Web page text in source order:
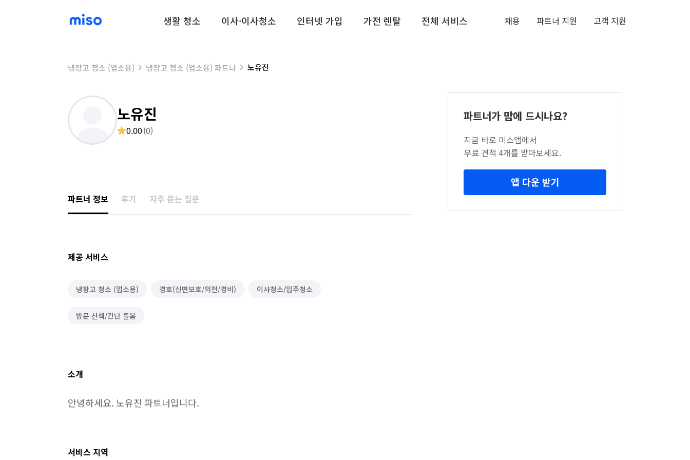
생활 청소 이사·이사청소 인터넷 가입 가전 렌탈 전체 서비스 채용 파트너 지원 고객 지원
냉장고 청소 (업소용) 냉장고 청소 (업소용) 파트너 노유진
노유진
0.00(0)
파트너 정보 후기 자주 묻는 질문
제공 서비스
냉장고 청소 (업소용) 경호(신변보호/의전/경비) 이사청소/입주청소
방문 산책/간단 돌봄
소개
안녕하세요. 노유진 파트너입니다.
서비스 지역
파트너가 맘에 드시나요?
지금 바로 미소앱에서
무료 견적 4개를 받아보세요.
앱 다운 받기